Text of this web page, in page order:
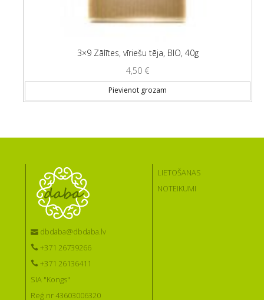
3×9 Zālītes, vīriešu tēja, BIO, 40g
4,50 €
Pievienot grozam
dbdaba@dbdaba.lv
+371 26739266
+371 26136411
SIA "Kongs"
Reģ.nr 43603006320
LIETOŠANAS
NOTEIKUMI